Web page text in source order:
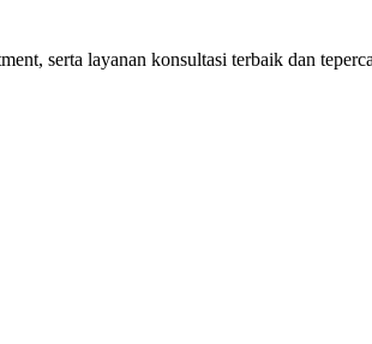
serta layanan konsultasi terbaik dan